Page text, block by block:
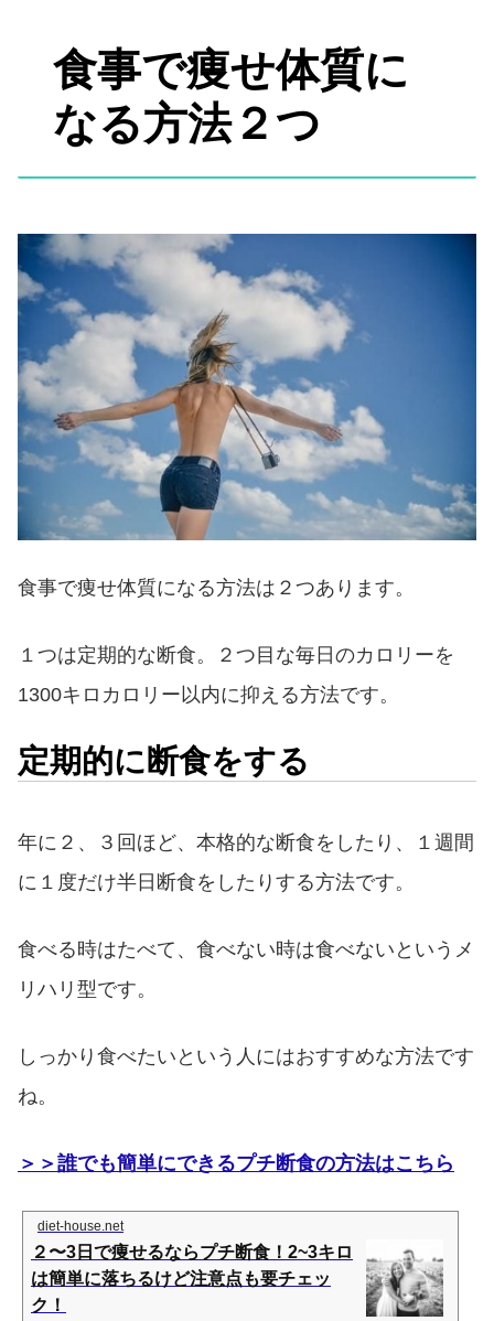
食事で痩せ体質に
なる方法２つ
食事で痩せ体質になる方法は２つあります。
１つは定期的な断食。２つ目な毎日のカロリーを
1300キロカロリー以内に抑える方法です。
定期的に断食をする
年に２、３回ほど、本格的な断食をしたり、１週間
に１度だけ半日断食をしたりする方法です。
食べる時はたべて、食べない時は食べないというメ
リハリ型です。
しっかり食べたいという人にはおすすめな方法です
ね。
＞＞誰でも簡単にできるプチ断食の方法はこちら
diet-house.net
２〜3日で痩せるならプチ断食！2~3キロ
は簡単に落ちるけど注意点も要チェッ
ク！